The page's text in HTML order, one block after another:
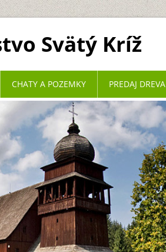
Svätý Kríž
CHATY A POZEMKY PREDAJ DREVA